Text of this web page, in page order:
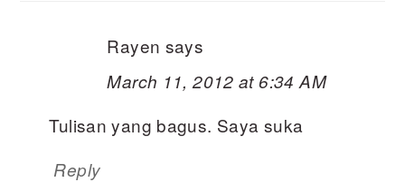
Rayen says
March 11, 2012 at 6:34 AM
Tulisan yang bagus. Saya suka
Reply